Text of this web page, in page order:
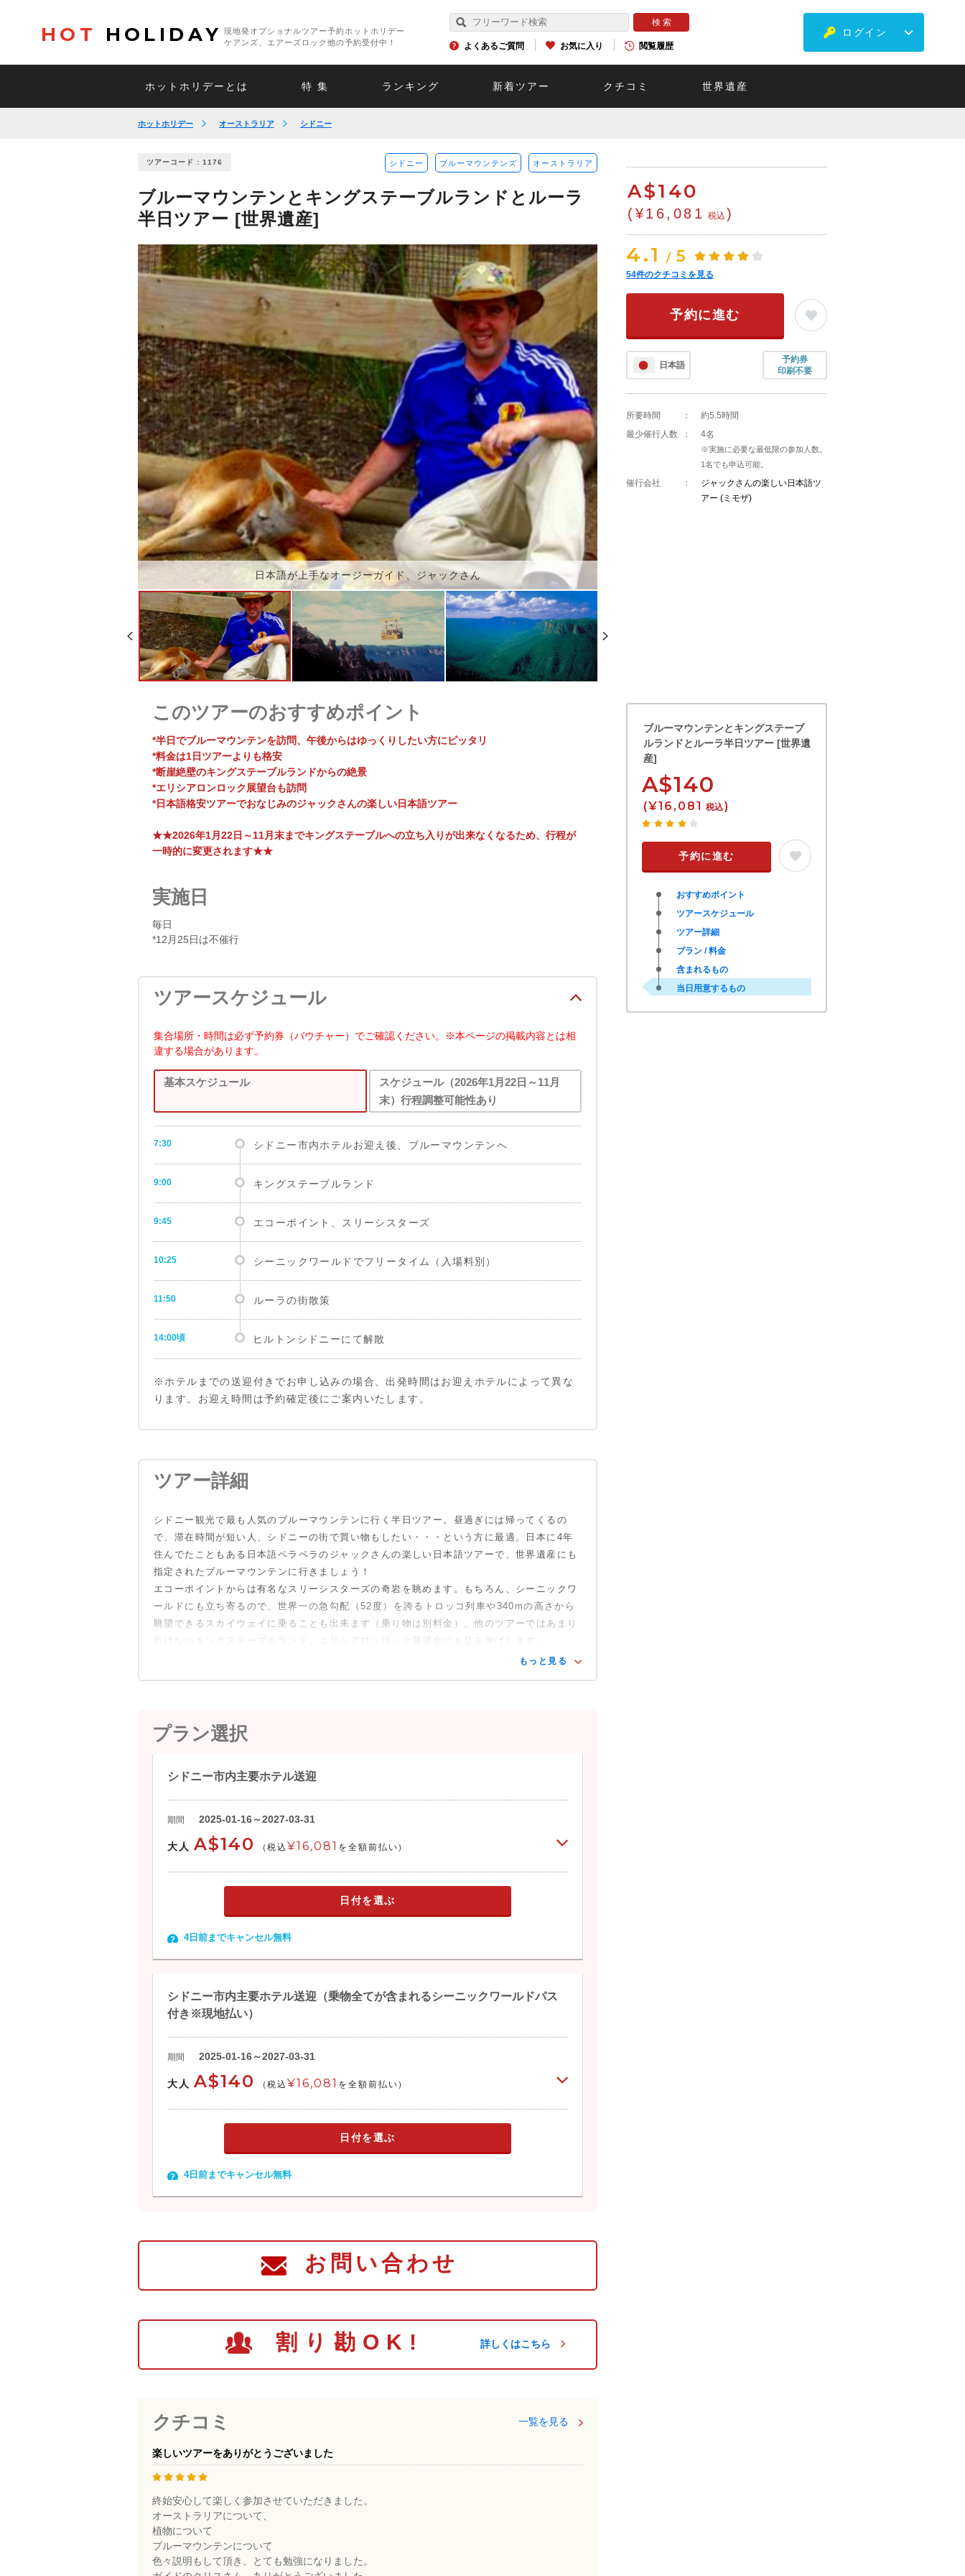
HOT HOLIDAY
現地発オプショナルツアー予約ホットホリデー
ケアンズ、エアーズロック他の予約受付中！
よくあるご質問 お気に入り 閲覧履歴
ログイン
ホットホリデーとは 特 集 ランキング 新着ツアー クチコミ 世界遺産
ホットホリデー オーストラリア シドニー
ツアーコード : 1176 シドニー ブルーマウンテンズ オーストラリア
ブルーマウンテンとキングステーブルランドとルーラ
半日ツアー [世界遺産]
日本語が上手なオージーガイド、ジャックさん
A$140
(¥16,081 税込 )
4.1 / 5
54件のクチコミを見る
予約に進む
日本語
予約券
印刷不要
所要時間 ：
約5.5時間
最少催行人数
： 4名
※実施に必要な最低限の参加人数。
1名でも申込可能。
催行会社 ：
ジャックさんの楽しい日本語ツ
アー (ミモザ)
このツアーのおすすめポイント
*半日でブルーマウンテンを訪問、午後からはゆっくりしたい方にピッタリ
*料金は1日ツアーよりも格安
*断崖絶壁のキングステーブルランドからの絶景
*エリシアロンロック展望台も訪問
*日本語格安ツアーでおなじみのジャックさんの楽しい日本語ツアー
★★2026年1月22日～11月末までキングステーブルへの立ち入りが出来なくなるため、行程が
一時的に変更されます★★
実施日
毎日
*12月25日は不催行
ツアースケジュール
集合場所・時間は必ず予約券（バウチャー）でご確認ください。※本ページの掲載内容とは相
違する場合があります。
基本スケジュール
7:30 シドニー市内ホテルお迎え後、ブルーマウンテンへ
9:00 キングステーブルランド
9:45 エコーポイント、スリーシスターズ
10:25 シーニックワールドでフリータイム（入場料別）
11:50 ルーラの街散策
14:00頃 ヒルトンシドニーにて解散
※ホテルまでの送迎付きでお申し込みの場合、出発時間はお迎えホテルによって異な
ります。お迎え時間は予約確定後にご案内いたします。
スケジュール（2026年1月22日～11月
末）行程調整可能性あり
9:10-9:40
09:50-10:20 エコーポイント
10:30-11:45 シーニックワールド （入場料別）
12:00-12:15 ケーヒルルックアウト
12:15-13:30 ルーラの街（自由行動）
ツアー詳細
シドニー観光で最も人気のブルーマウンテンに行く半日ツアー。昼過ぎには帰ってくるの
で、滞在時間が短い人、シドニーの街で買い物もしたい・・・という方に最適。日本に4年
住んでたこともある日本語ペラペラのジャックさんの楽しい日本語ツアーで、世界遺産にも
指定されたブルーマウンテンに行きましょう！
エコーポイントからは有名なスリーシスターズの奇岩を眺めます。もちろん、シーニックワ
ールドにも立ち寄るので、世界一の急勾配（52度）を誇るトロッコ列車や340mの高さから
眺望できるスカイウェイに乗ることも出来ます（乗り物は別料金）。他のツアーではあまり
行けないキングステーブルランド、エリシアロンロック展望台にも足を伸ばします。
もっと見る
プラン選択
シドニー市内主要ホテル送迎
期間 2025-01-16～2027-03-31
大人 A$140 (税込 ¥16,081 を全額前払い)
日付を選ぶ
4日前までキャンセル無料
シドニー市内主要ホテル送迎（乗物全てが含まれるシーニックワールドパス
付き※現地払い）
期間 2025-01-16～2027-03-31
大人 A$140 (税込 ¥16,081 を全額前払い)
日付を選ぶ
4日前までキャンセル無料
お問い合わせ
割り勘OK! 詳しくはこちら
クチコミ 一覧を見る
楽しいツアーをありがとうございました
終始安心して楽しく参加させていただきました。
オーストラリアについて、
植物について
プルーマウンテンについて
色々説明もして頂き、とても勉強になりました。
ブルーマウンテンとキングステーブ
ルランドとルーラ半日ツアー [世界遺
産]
A$140
(¥16,081 税込)
予約に進む
おすすめポイント
ツアースケジュール
ツアー詳細
プラン / 料金
含まれるもの
当日用意するもの